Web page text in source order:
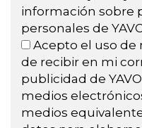
información sobre
personales de
Acepto el uso de
de recibir en mi
publicidad de
medios
medios